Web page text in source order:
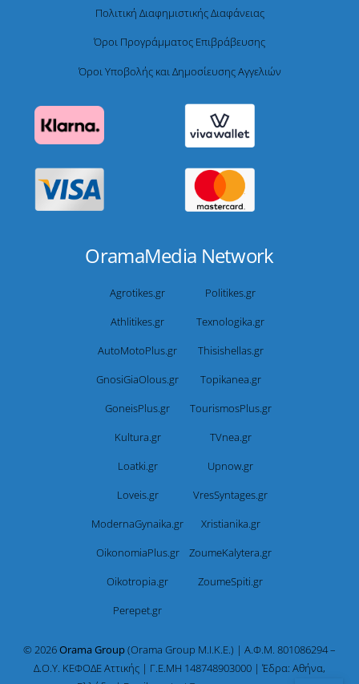
Πολιτική Διαφημιστικής Διαφάνειας
Όροι Προγράμματος Επιβράβευσης
Όροι Υποβολής και Δημοσίευσης Αγγελιών
OramaMedia Network
Agrotikes.gr
Politikes.gr
Athlitikes.gr
Texnologika.gr
AutoMotoPlus.gr
Thisishellas.gr
GnosiGiaOlous.gr
Topikanea.gr
GoneisPlus.gr
TourismosPlus.gr
Kultura.gr
TVnea.gr
Loatki.gr
Upnow.gr
Loveis.gr
VresSyntages.gr
ModernaGynaika.gr
Xristianika.gr
OikonomiaPlus.gr
ZoumeKalytera.gr
Oikotropia.gr
ZoumeSpiti.gr
Perepet.gr
© 2026Orama Group(Orama Group Μ.Ι.Κ.Ε.) | Α.Φ.Μ. 801086294 –
Δ.Ο.Υ. ΚΕΦΟΔΕ Αττικής | Γ.Ε.ΜΗ 148748903000 | Έδρα: Αθήνα,